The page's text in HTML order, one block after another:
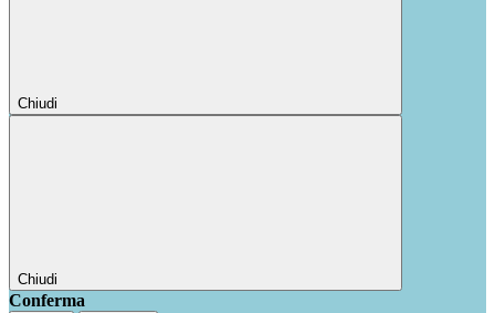
Chiudi
Chiudi
Conferma